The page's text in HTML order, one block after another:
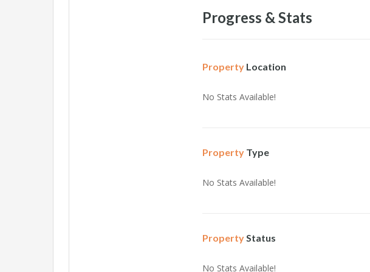
Progress & Stats
PropertyLocation
No Stats Available!
PropertyType
No Stats Available!
PropertyStatus
No Stats Available!